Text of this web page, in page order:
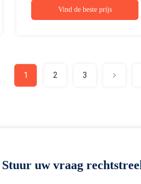
Vind de beste prijs
1 2 3
Stuur uw vraag